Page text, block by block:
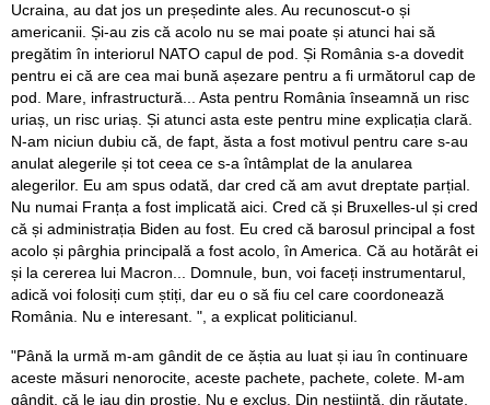
Ucraina, au dat jos un președinte ales. Au recunoscut-o și
americanii. Și-au zis că acolo nu se mai poate și atunci hai să
pregătim în interiorul NATO capul de pod. Și România s-a dovedit
pentru ei că are cea mai bună așezare pentru a fi următorul cap de
pod. Mare, infrastructură... Asta pentru România înseamnă un risc
uriaș, un risc uriaș. Și atunci asta este pentru mine explicația clară.
N-am niciun dubiu că, de fapt, ăsta a fost motivul pentru care s-au
anulat alegerile și tot ceea ce s-a întâmplat de la anularea
alegerilor. Eu am spus odată, dar cred că am avut dreptate parțial.
Nu numai Franța a fost implicată aici. Cred că și Bruxelles-ul și cred
că și administrația Biden au fost. Eu cred că barosul principal a fost
acolo și pârghia principală a fost acolo, în America. Că au hotărât ei
și la cererea lui Macron... Domnule, bun, voi faceți instrumentarul,
adică voi folosiți cum știți, dar eu o să fiu cel care coordonează
România. Nu e interesant. ", a explicat politicianul.
"Până la urmă m-am gândit de ce ăștia au luat și iau în continuare
aceste măsuri nenorocite, aceste pachete, pachete, colete. M-am
gândit, că le iau din prostie. Nu e exclus. Din neștiință, din răutate,